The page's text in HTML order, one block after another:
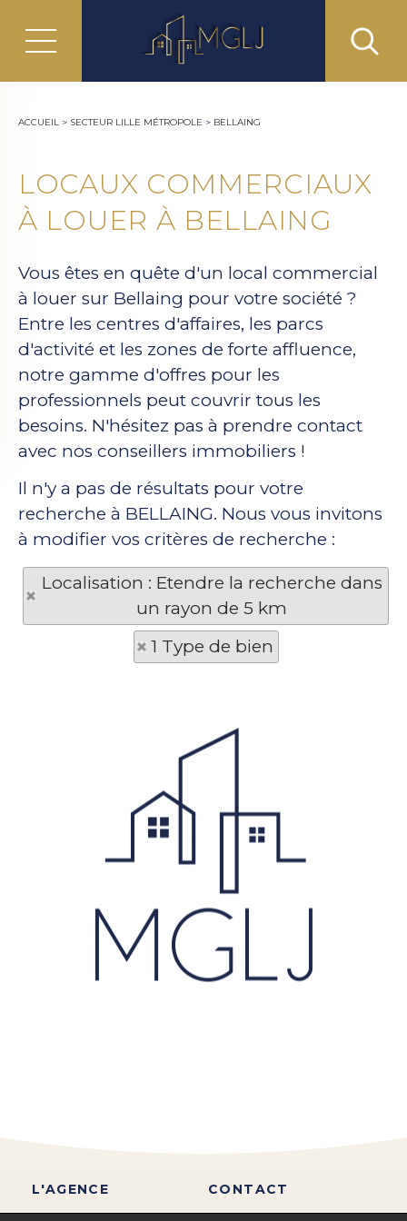
ACCUEIL > SECTEUR LILLE MÉTROPOLE > BELLAING
LOCAUX COMMERCIAUX
À LOUER À BELLAING
Vous êtes en quête d'un local commercial
à louer sur Bellaing pour votre société ?
Entre les centres d'affaires, les parcs
d'activité et les zones de forte affluence,
notre gamme d'offres pour les
professionnels peut couvrir tous les
besoins. N'hésitez pas à prendre contact
avec nos conseillers immobiliers !
Il n'y a pas de résultats pour votre
recherche à BELLAING. Nous vous invitons
à modifier vos critères de recherche :
Localisation : Etendre la recherche dans
un rayon de 5 km
1 Type de bien
L'AGENCE CONTACT